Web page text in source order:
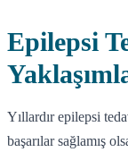
Epilepsi
Yıllardır epilepsi
başarılar sağlamış